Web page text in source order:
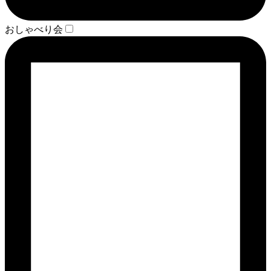
おしゃべり会